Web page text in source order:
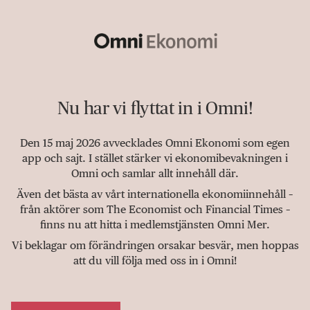
Nu har vi flyttat in i Omni!
Den 15 maj 2026 avvecklades Omni Ekonomi som egen
app och sajt. I stället stärker vi ekonomibevakningen i
Omni och samlar allt innehåll där.
Även det bästa av vårt internationella ekonomiinnehåll –
från aktörer som The Economist och Financial Times –
finns nu att hitta i medlemstjänsten Omni Mer.
Vi beklagar om förändringen orsakar besvär, men hoppas
att du vill följa med oss in i Omni!